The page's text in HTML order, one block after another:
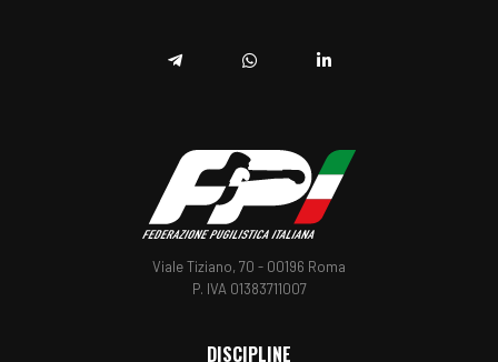
Viale Tiziano, 70 - 00196 Roma
P. IVA 01383711007
DISCIPLINE